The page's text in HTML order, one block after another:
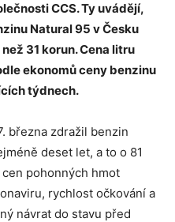
CCS. Ty uvádějí,
Natural 95 v Česku
31 korun. Cena litru
ekonomů ceny benzinu
týdnech.
března zdražil benzin
deset let, a to o 81
pohonných hmot
rychlost očkování a
návrat do stavu před